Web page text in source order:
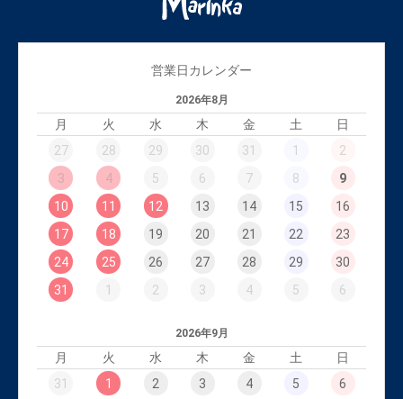
営業日カレンダー
2026年8月
月 火 水 木 金 土
日
27
28 29 30 31 1
2
3
4 5 6 7 8
9
10
11 12 13 14 15
16
17
18 19 20 21 22
23
24
25 26 27 28 29
30
31
1 2 3 4 5 6
2026年9月
月 火 水 木 金 土
日
31
1 2 3 4 5
6